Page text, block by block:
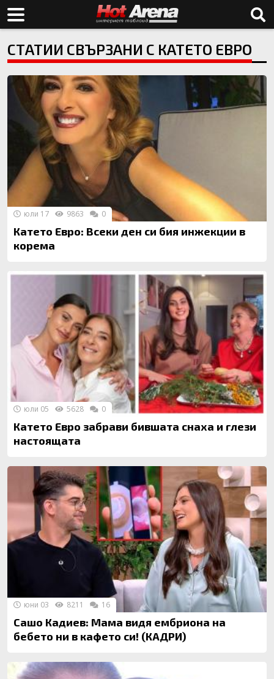
СТАТИИ СВЪРЗАНИ С КАТЕТО ЕВРО
Катето Евро: Всеки ден си бия инжекции в
корема
юли 17 9863 0
Катето Евро забрави бившата снаха и глези
настоящата
юли 05 5628 0
Сашо Кадиев: Мама видя ембриона на
бебето ни в кафето си! (КАДРИ)
юни 03 8211 16